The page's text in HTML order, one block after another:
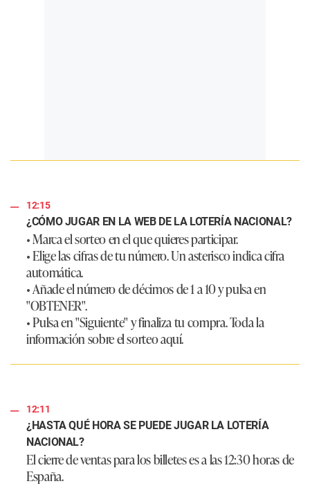
12:15
¿CÓMO JUGAR EN LA WEB DE LA LOTERÍA NACIONAL?
• Marca el sorteo en el que quieres participar.
• Elige las cifras de tu número. Un asterisco indica cifra
automática.
• Añade el número de décimos de 1 a 10 y pulsa en
"OBTENER".
• Pulsa en "Siguiente" y finaliza tu compra. Toda la
información sobre el sorteo aquí.
12:11
¿HASTA QUÉ HORA SE PUEDE JUGAR LA LOTERÍA
NACIONAL?
El cierre de ventas para los billetes es a las 12:30 horas de
España.